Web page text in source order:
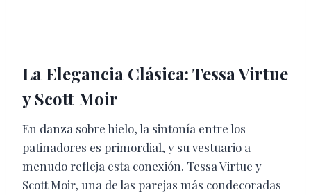
La Elegancia Clásica: Tessa Virtue
y Scott Moir
En danza sobre hielo, la sintonía entre los
patinadores es primordial, y su vestuario a
menudo refleja esta conexión. Tessa Virtue y
Scott Moir, una de las parejas más condecoradas